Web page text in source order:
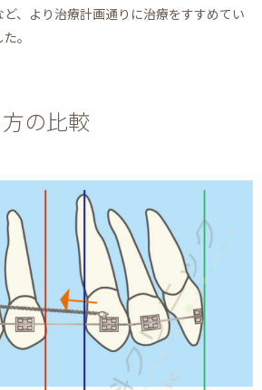
、より治療計画通りに治療をすすめてい
。
の比較